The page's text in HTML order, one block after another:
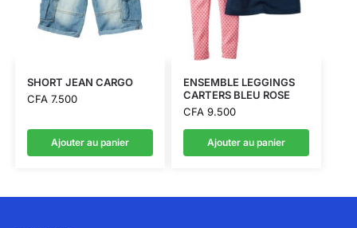
SHORT JEAN CARGO
CFA7.500
Ajouter au panier
ENSEMBLE LEGGINGS
CARTERS BLEU ROSE
CFA9.500
Ajouter au panier